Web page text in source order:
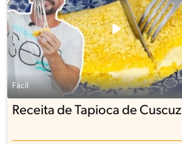
Fácil
Receita de Tapioca de Cuscuz